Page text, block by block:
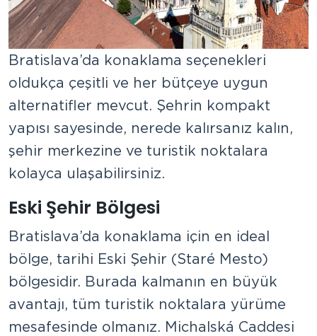
Bratislava’da konaklama seçenekleri
oldukça çeşitli ve her bütçeye uygun
alternatifler mevcut. Şehrin kompakt
yapısı sayesinde, nerede kalırsanız kalın,
şehir merkezine ve turistik noktalara
kolayca ulaşabilirsiniz.
Eski Şehir Bölgesi
Bratislava’da konaklama için en ideal
bölge, tarihi Eski Şehir (Staré Mesto)
bölgesidir. Burada kalmanın en büyük
avantajı, tüm turistik noktalara yürüme
mesafesinde olmanız. Michalská Caddesi